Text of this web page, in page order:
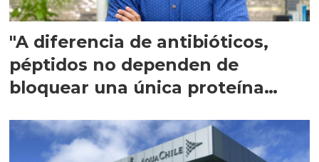
"A diferencia de antibióticos,
péptidos no dependen de
bloquear una única proteína